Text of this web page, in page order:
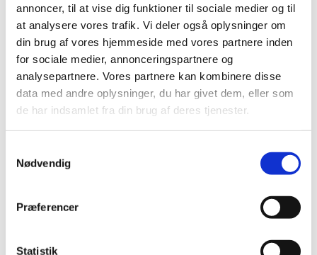
annoncer, til at vise dig funktioner til sociale medier og til
at analysere vores trafik. Vi deler også oplysninger om
din brug af vores hjemmeside med vores partnere inden
for sociale medier, annonceringspartnere og
analysepartnere. Vores partnere kan kombinere disse
data med andre oplysninger, du har givet dem, eller som
de har indsamlet fra din brug af deres tjenester.
Nødvendig
Præferencer
Statistik
ville gå med. De hjemløse har lige så meget brug for
at se ordentlige ud som os andre... de har bare ikke
de samme midler. Ved at gøre os umage med de ting
vi laver, viser vi dem, at vi er ligeværdige. Vi har brug
for hinanden!
Hattedamerne mødes i Vipperød sognegård hver
mandag mellem kl. 10.00 og 12.00. Adressen er
Asmindrupvej 52, 4390 Vipperød.
Kig ned en mandag eller tag fat i Wini Maj på